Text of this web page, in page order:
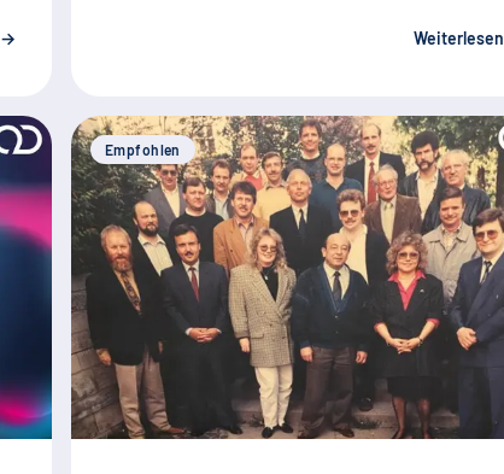
→ Weiterlesen
Empfohlen